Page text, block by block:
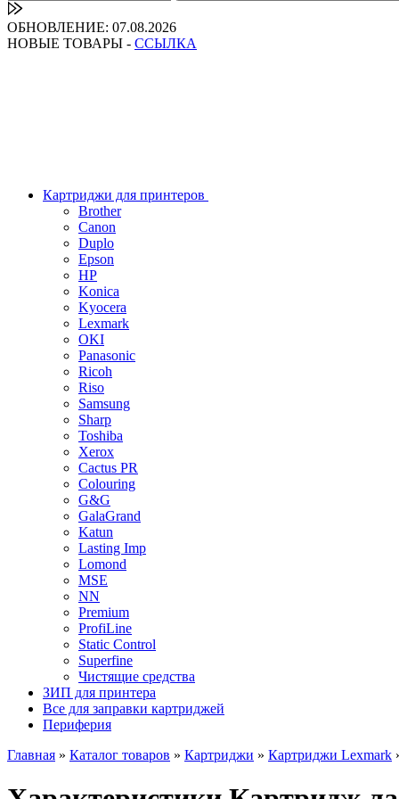
ОБНОВЛЕНИЕ: 07.08.2026
НОВЫЕ ТОВАРЫ - ССЫЛКА
Картриджи для принтеров
Brother
Canon
Duplo
Epson
HP
Konica
Kyocera
Lexmark
OKI
Panasonic
Ricoh
Riso
Samsung
Sharp
Toshiba
Xerox
Cactus PR
Colouring
G&G
GalaGrand
Katun
Lasting Imp
Lomond
MSE
NN
Premium
ProfiLine
Static Control
Superfine
Чистящие средства
ЗИП для принтера
Все для заправки картриджей
Периферия
Главная » Каталог товаров » Картриджи » Картриджи Lexmark